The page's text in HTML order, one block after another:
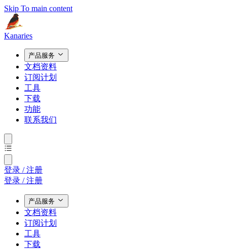
Skip To main content
Kanaries
产品服务
文档资料
订阅计划
工具
下载
功能
联系我们
登录 / 注册
登录 / 注册
产品服务
文档资料
订阅计划
工具
下载